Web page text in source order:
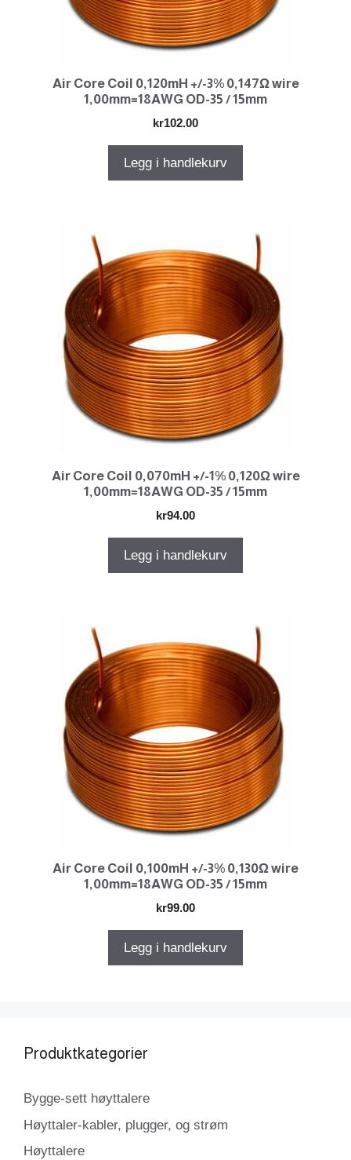
Air Core Coil 0,120mH +/-3% 0,147Ω wire
1,00mm=18AWG OD-35 / 15mm
kr102.00
Legg i handlekurv
Air Core Coil 0,070mH +/-1% 0,120Ω wire
1,00mm=18AWG OD-35 / 15mm
kr94.00
Legg i handlekurv
Air Core Coil 0,100mH +/-3% 0,130Ω wire
1,00mm=18AWG OD-35 / 15mm
kr99.00
Legg i handlekurv
Produktkategorier
Bygge-sett høyttalere
Høyttaler-kabler, plugger, og strøm
Høyttalere